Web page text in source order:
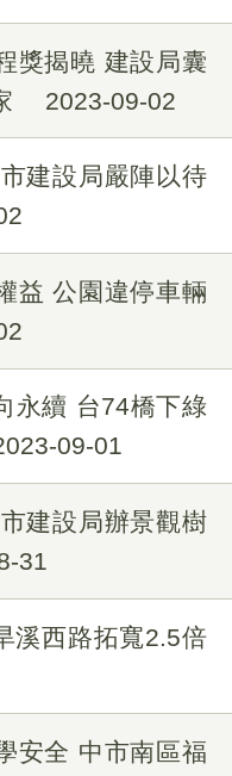
獎揭曉 建設局囊
2023-09-02
建設局嚴陣以待
益 公園違停車輛
永續 台74橋下綠
09-01
建設局辦景觀樹
31
溪西路拓寬2.5倍
安全 中市南區福